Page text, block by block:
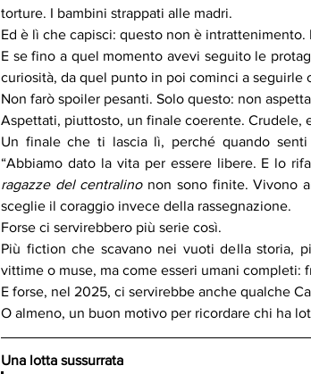
torture. I bambini strappati alle madri.
Ed è lì che capisci: questo non è intrattenimento.
E se fino a quel momento avevi seguito le
curiosità, da quel punto in poi cominci a seguirle
Non farò spoiler pesanti. Solo questo: non
Aspettati, piuttosto, un finale coerente. Crudele,
Un finale che ti lascia lì, perché quando
“Abbiamo dato la vita per essere libere. E lo
ragazze del centralino non sono finite. Vivono
sceglie il coraggio invece della rassegnazione.
Forse ci servirebbero più serie così.
Più fiction che scavano nei vuoti della storia,
vittime o muse, ma come esseri umani completi:
E forse, nel 2025, ci servirebbe anche qualche
O almeno, un buon motivo per ricordare chi ha
Una lotta sussurrata